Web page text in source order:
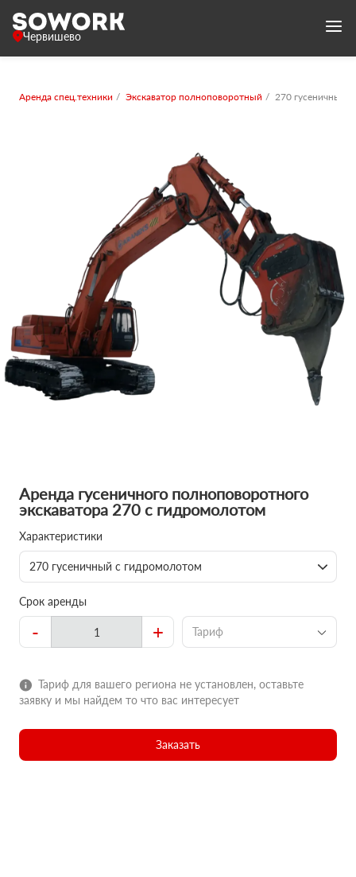
Червишево
Аренда спец.техники Экскаватор полноповоротный 270 гусеничный
Аренда гусеничного полноповоротного
экскаватора 270 с гидромолотом
Характеристики
270 гусеничный с гидромолотом
Срок аренды
- + Тариф
Тариф для вашего региона не установлен, оставьте
заявку и мы найдем то что вас интересует
Заказать